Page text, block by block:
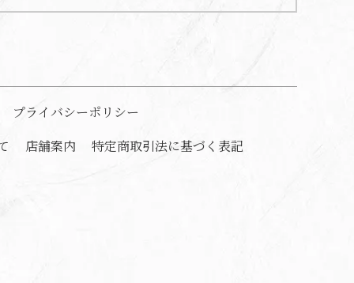
プライバシーポリシー
店舗案内 特定商取引法に基づく表記